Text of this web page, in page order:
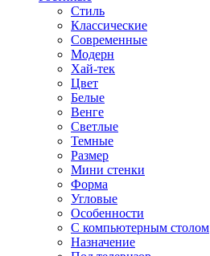
Стиль
Классические
Современные
Модерн
Хай-тек
Цвет
Белые
Венге
Светлые
Темные
Размер
Мини стенки
Форма
Угловые
Особенности
С компьютерным столом
Назначение